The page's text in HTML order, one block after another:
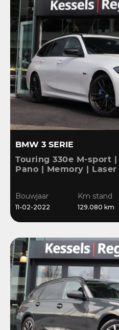
BMW 3 SERIE
Touring 330e M-sport |
Pano | Memory | Laser |
Bliss | Ambient | Pearl
White
Bouwjaar
11-02-2022
Km stand
129.080 km